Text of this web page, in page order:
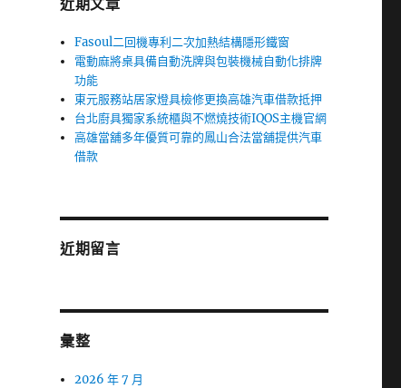
近期文章
Fasoul二回機專利二次加熱結構隱形鐵窗
電動麻將桌具備自動洗牌與包裝機械自動化排牌
功能
東元服務站居家燈具檢修更換高雄汽車借款抵押
台北廚具獨家系統櫃與不燃燒技術IQOS主機官網
高雄當舖多年優質可靠的鳳山合法當舖提供汽車
借款
近期留言
彙整
2026 年 7 月